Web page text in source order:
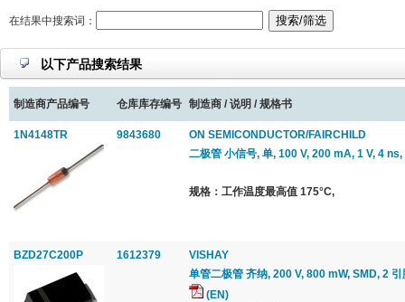
在结果中搜索词：
以下产品搜索结果
制造商产品编号 仓库库存编号 制造商 / 说明 / 规格书
1N4148TR 9843680
ON SEMICONDUCTOR/FAIRCHILD
二极管 小信号, 单, 100 V, 200 mA, 1 V, 4
规格：工作温度最高值 175°C,
BZD27C200P 1612379
VISHAY
单管二极管 齐纳, 200 V, 800 mW, SMD, 2 引
(EN)